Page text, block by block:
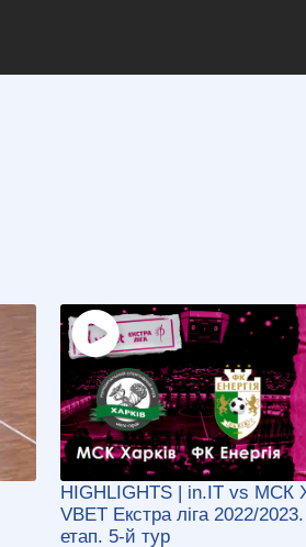
HIGHLIGHTS | in.IT vs МСК
VBET Екстра ліга 2022/
етап. 5-й тур